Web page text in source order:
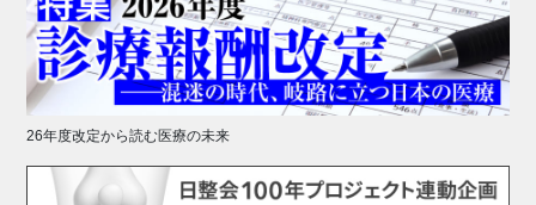
26年度改定から読む医療の未来